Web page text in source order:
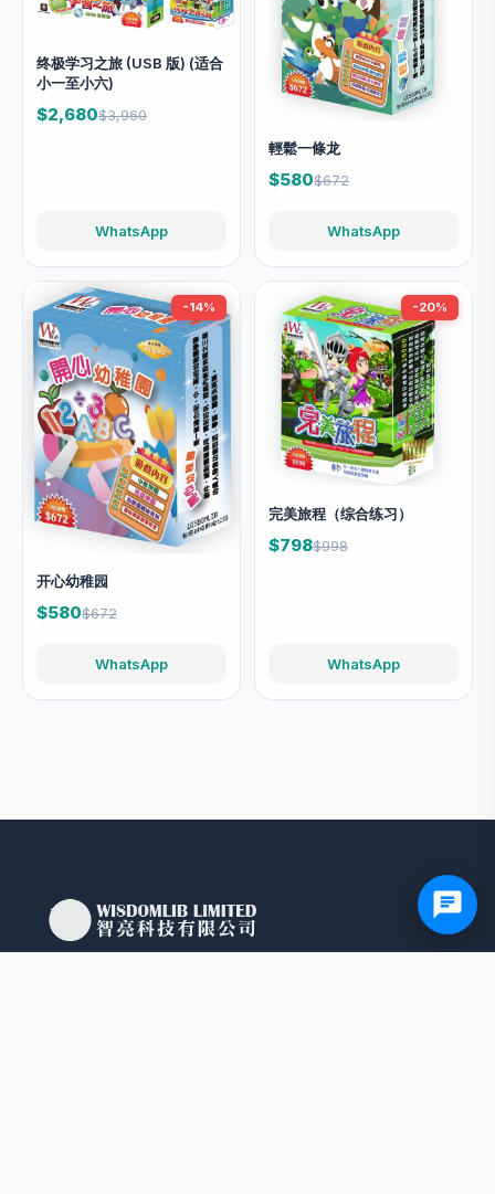
终极学习之旅 (USB 版) (适合
小一至小六)
$2,680$3,960
WhatsApp
輕鬆一條龙
$580$672
WhatsApp
-14%
开心幼稚园
$580$672
WhatsApp
-20%
完美旅程（综合练习）
$798$998
WhatsApp